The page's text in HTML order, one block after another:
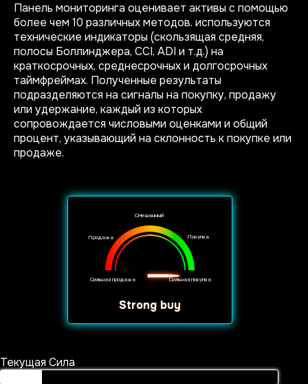
Панель мониторинга оценивает активы с помощью
более чем 10 различных методов. используются
технические индикаторы (скользящая средняя,
полосы Боллинджера, CCI, ADI и т.д.) на
краткосрочных, среднесрочных и долгосрочных
таймфреймах. Полученные результаты
подразделяются на сигналы на покупку, продажу
или удержание, каждый из которых
сопровождается числовыми оценками и общий
процент, указывающий на склонность к покупке или
продаже.
Сильная продажа
Продажа
Смешанный
Покупка
Сильная покупка
strong buy
Текущая Сила